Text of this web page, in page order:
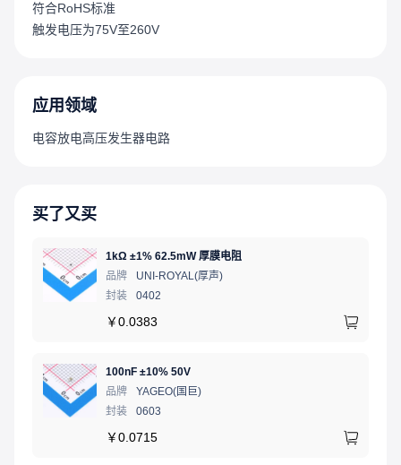
符合RoHS标准
触发电压为75V至260V
应用领域
电容放电高压发生器电路
买了又买
1kΩ ±1% 62.5mW 厚膜电阻
品牌
UNI-ROYAL(厚声)
封装
0402
￥0.0383
100nF ±10% 50V
品牌
YAGEO(国巨)
封装
0603
￥0.0715